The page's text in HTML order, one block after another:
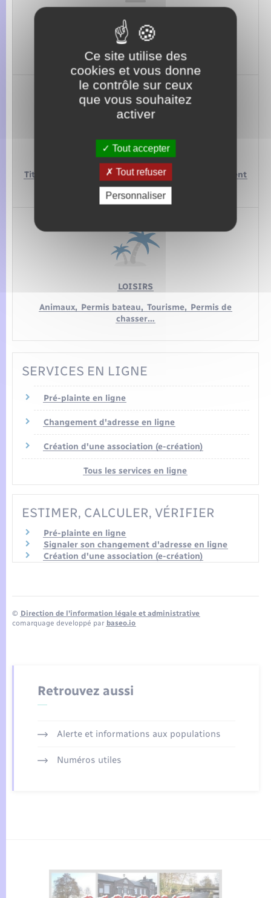
JUSTICE
Plainte,Aide juridictionnelle,
Saisie…
ÉTRANGER
Titres de séjour,
Attestation d’accueil,
Regroupement
familial…
LOISIRS
Animaux, Permis bateau, Tourisme, Permis de
chasser…
SERVICES EN LIGNE
Pré-plainte en ligne
Changement d'adresse en ligne
Création d'une association (e-création)
Tous les services en ligne
ESTIMER, CALCULER, VÉRIFIER
Pré-plainte en ligne
Signaler son changement d'adresse en ligne
Création d'une association (e-création)
© Direction de l’information légale et administrative
comarquage developpé par baseo.io
Retrouvez aussi
Alerte et informations aux populations
Numéros utiles
Ce site utilise des
cookies et vous donne
le contrôle sur ceux
que vous souhaitez
activer
Tout accepter
Tout refuser
Personnaliser